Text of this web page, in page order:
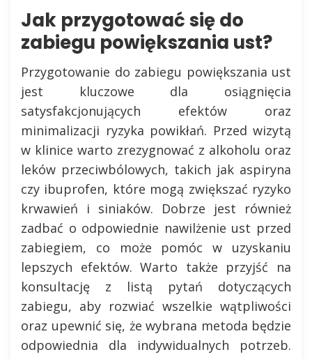
Jak przygotować się do
zabiegu powiększania ust?
Przygotowanie do zabiegu powiększania ust
jest kluczowe dla osiągnięcia
satysfakcjonujących efektów oraz
minimalizacji ryzyka powikłań. Przed wizytą
w klinice warto zrezygnować z alkoholu oraz
leków przeciwbólowych, takich jak aspiryna
czy ibuprofen, które mogą zwiększać ryzyko
krwawień i siniaków. Dobrze jest również
zadbać o odpowiednie nawilżenie ust przed
zabiegiem, co może pomóc w uzyskaniu
lepszych efektów. Warto także przyjść na
konsultację z listą pytań dotyczących
zabiegu, aby rozwiać wszelkie wątpliwości
oraz upewnić się, że wybrana metoda będzie
odpowiednia dla indywidualnych potrzeb.